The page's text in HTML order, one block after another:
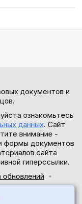
документов и
ознакомьтесь
данных. Сайт
внимание -
формы документов
сайта
гиперссылки.
обновлений